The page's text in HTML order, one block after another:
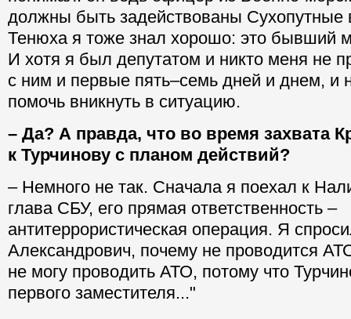
должны быть задействованы Сухопутные
Тенюха я тоже знал хорошо: это бывший
И хотя я был депутатом и никто меня не
с ним и первые пять–семь дней и днем, и
помочь вникнуть в ситуацию.
– Да? А правда, что во время захвата
к Турчинову с планом действий?
– Немного не так. Сначала я поехал к
глава СБУ, его прямая ответственность –
антитеррористическая операция. Я
Александрович, почему не проводится
не могу проводить АТО, потому что
первого заместителя..."